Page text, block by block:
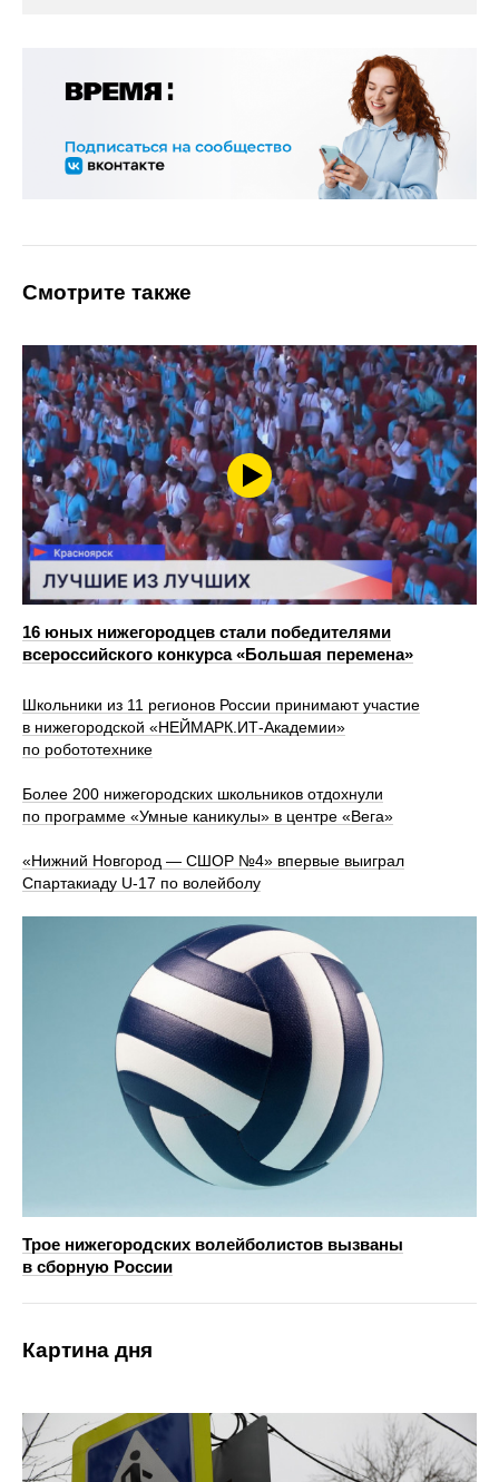
Смотрите также
16 юных нижегородцев стали победителями
всероссийского конкурса «Большая перемена»
Школьники из 11 регионов России принимают участие
в нижегородской «НЕЙМАРК.ИТ-Академии»
по робототехнике
Более 200 нижегородских школьников отдохнули
по программе «Умные каникулы» в центре «Вега»
«Нижний Новгород — СШОР №4» впервые выиграл
Спартакиаду U‑17 по волейболу
Трое нижегородских волейболистов вызваны
в сборную России
Картина дня